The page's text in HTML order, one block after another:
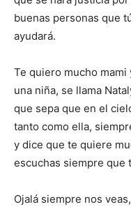
buenas personas que
ayudará.
Te quiero mucho mami
una niña, se llama
que sepa que en el
tanto como ella,
y dice que te quiere
escuchas siempre que
Ojalá siempre nos